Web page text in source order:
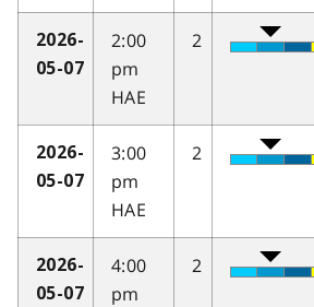
2026-
05-07
2:00
pm
HAE
2
2026-
05-07
3:00
pm
HAE
2
2026-
05-07
4:00
pm
2